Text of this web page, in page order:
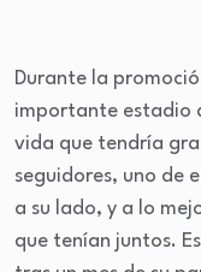
Durante la
importante estadio
vida que tendría
seguidores, uno de
a su lado, y a lo
que tenían juntos.